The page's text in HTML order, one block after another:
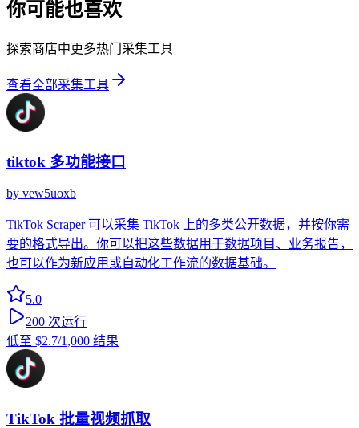
你可能也喜欢
探索商店中更多热门采集工具
查看全部采集工具
tiktok 多功能接口
by vew5uoxb
TikTok Scraper 可以采集 TikTok 上的多类公开数据，并按你需
要的格式导出。你可以把这些数据用于数据项目、业务报告，
也可以作为新应用或自动化工作流的数据基础。
5.0
200 次运行
低至 $2.7/1,000 结果
TikTok 批量视频抓取